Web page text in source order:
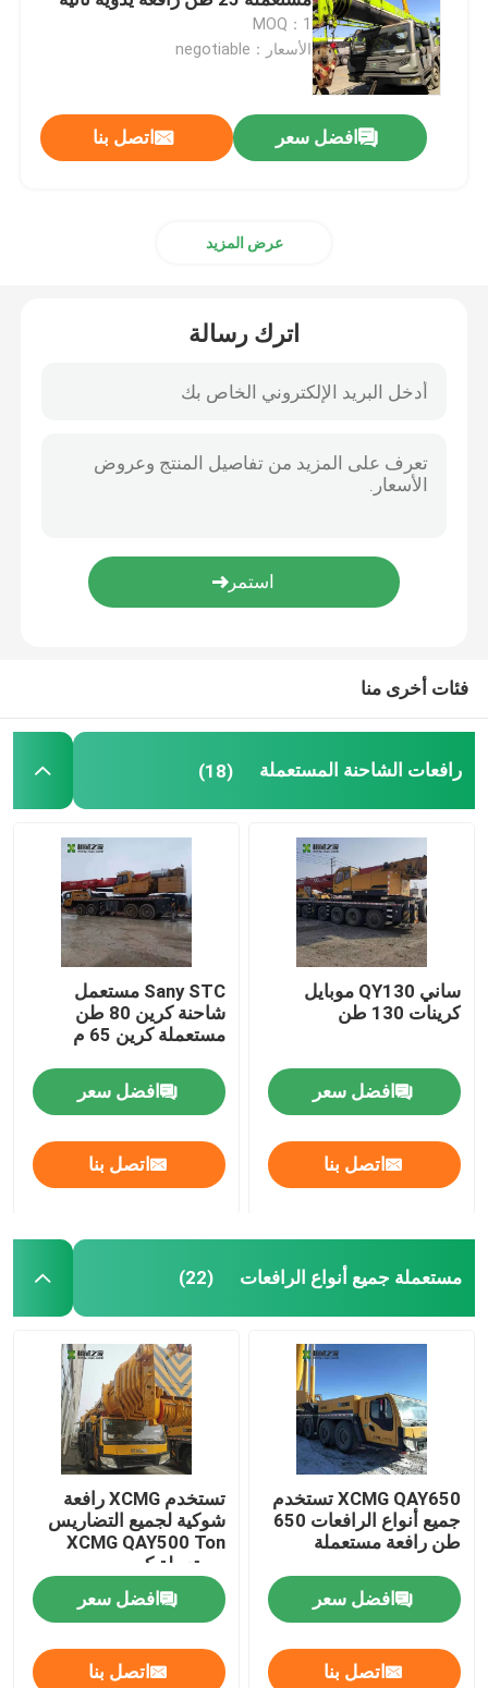
رافعات مجنزرة مستعملة
رافعات مجنزرة مستعملة
أجزاء محرك الرافعة
الجزء ارتداء الرافعة
حفار ديزل صغير
الوصول إلى المكعب
رافعة شوكية
تجميع المحرك
MOQ：1
الأسعار：negotiable
افضل سعر اتصل بنا
عرض المزيد
اترك رسالة
فئات أخرى منا
رافعات الشاحنة المستعملة (18)
ساني QY130 موبايل
كرينات 130 طن
افضل سعر
اتصل بنا
Sany STC مستعمل
شاحنة كرين 80 طن
مستعملة كرين 65 م
افضل سعر
اتصل بنا
مستعملة جميع أنواع الرافعات (22)
XCMG QAY650 تستخدم
جميع أنواع الرافعات 650
طن رافعة مستعملة
افضل سعر
اتصل بنا
تستخدم XCMG رافعة
شوكية لجميع التضاريس
XCMG QAY500 Ton
مستعملة كرين
افضل سعر
اتصل بنا